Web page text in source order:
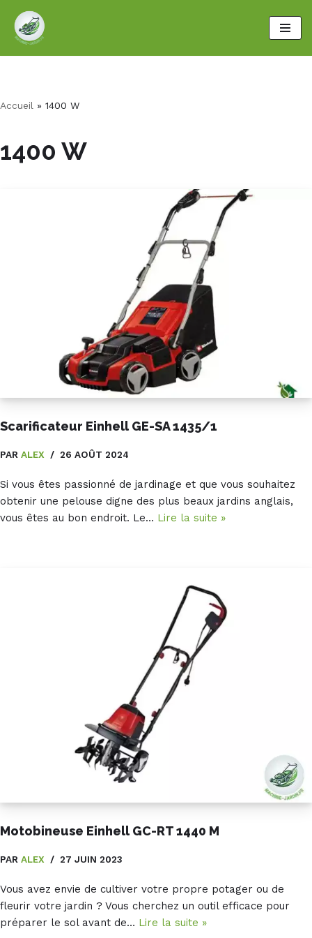
Aller
au
Accueil » 1400 W
1400 W
Scarificateur Einhell GE-SA 1435/1
PAR ALEX 26 AOÛT 2024
Si vous êtes passionné de jardinage et que vous souhaitez
obtenir une pelouse digne des plus beaux jardins anglais,
vous êtes au bon endroit. Le… Lire la suite »
Motobineuse Einhell GC-RT 1440 M
PAR ALEX 27 JUIN 2023
Vous avez envie de cultiver votre propre potager ou de
fleurir votre jardin ? Vous cherchez un outil efficace pour
préparer le sol avant de… Lire la suite »